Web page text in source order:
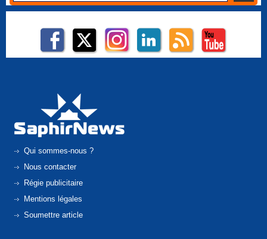
Qui sommes-nous ?
Nous contacter
Régie publicitaire
Mentions légales
Soumettre article